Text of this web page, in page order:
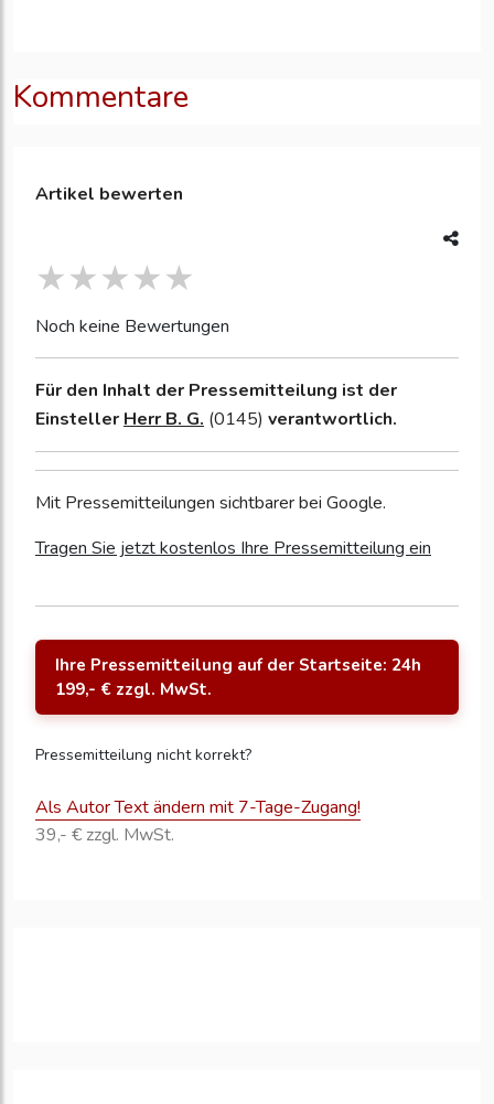
Kommentare
Artikel bewerten
Noch keine Bewertungen
Für den Inhalt der Pressemitteilung ist der
Einsteller Herr B. G. (0145) verantwortlich.
Mit Pressemitteilungen sichtbarer bei Google.
Tragen Sie jetzt kostenlos Ihre Pressemitteilung ein
Ihre Pressemitteilung auf der Startseite: 24h
199,- € zzgl. MwSt.
Pressemitteilung nicht korrekt?
Als Autor Text ändern mit 7-Tage-Zugang!
39,- € zzgl. MwSt.